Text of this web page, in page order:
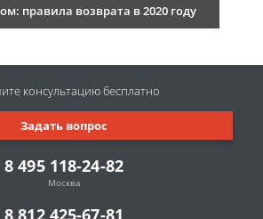
правила возврата в 2020 году
8 495 118-24-82
Москва
8 812 425-67-81
Задать вопрос
консультациюбесплатно